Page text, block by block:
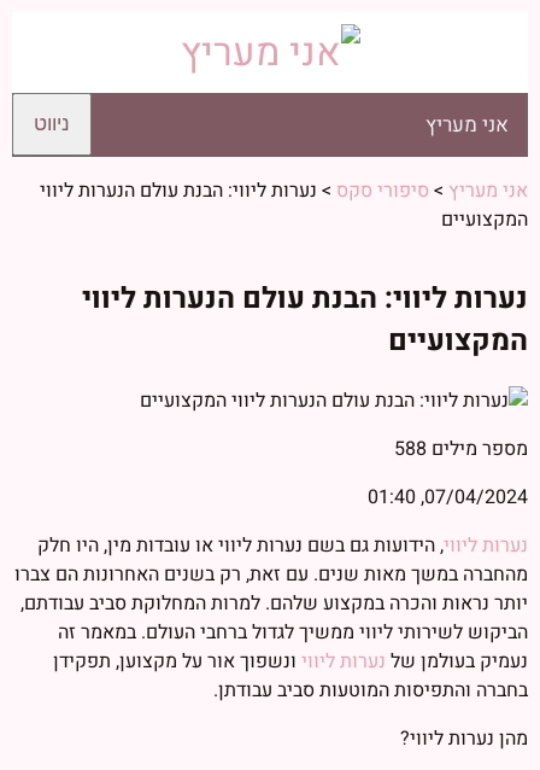
אני מעריץ ניווט
אני מעריץ > סיפורי סקס > נערות ליווי: הבנת עולם הנערות ליווי
המקצועיים
נערות ליווי: הבנת עולם הנערות ליווי
המקצועיים
מספר מילים 588
07/04/2024, 01:40
נערות ליווי, הידועות גם בשם נערות ליווי או עובדות מין, היו חלק
מהחברה במשך מאות שנים. עם זאת, רק בשנים האחרונות הם צברו
יותר נראות והכרה במקצוע שלהם. למרות המחלוקת סביב עבודתם,
הביקוש לשירותי ליווי ממשיך לגדול ברחבי העולם. במאמר זה
נעמיק בעולמן של נערות ליווי ונשפוך אור על מקצוען, תפקידן
בחברה והתפיסות המוטעות סביב עבודתן.
מהן נערות ליווי?